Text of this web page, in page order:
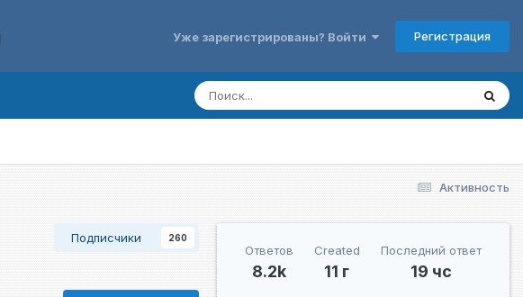
Уже зарегистрированы? Войти Регистрация
Активность
Подписчики 260
Ответов
8.2k
Created
11 г
Последний ответ
19 чс